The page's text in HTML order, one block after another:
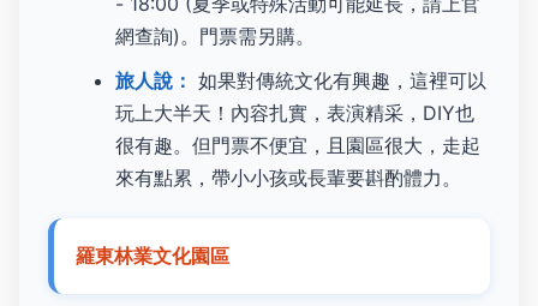
網查詢)。門票需另購。
旅人說： 如果對傳統文化有興趣，這裡可以
玩上大半天！內容扎實，表演精采，DIY也
很有趣。但門票不便宜，且園區很大，走起
來有點累，帶小小孩或長輩要斟酌體力。
羅東林業文化園區